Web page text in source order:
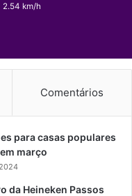
2.54 km/h
Comentários
para casas populares
março
da Heineken Passos